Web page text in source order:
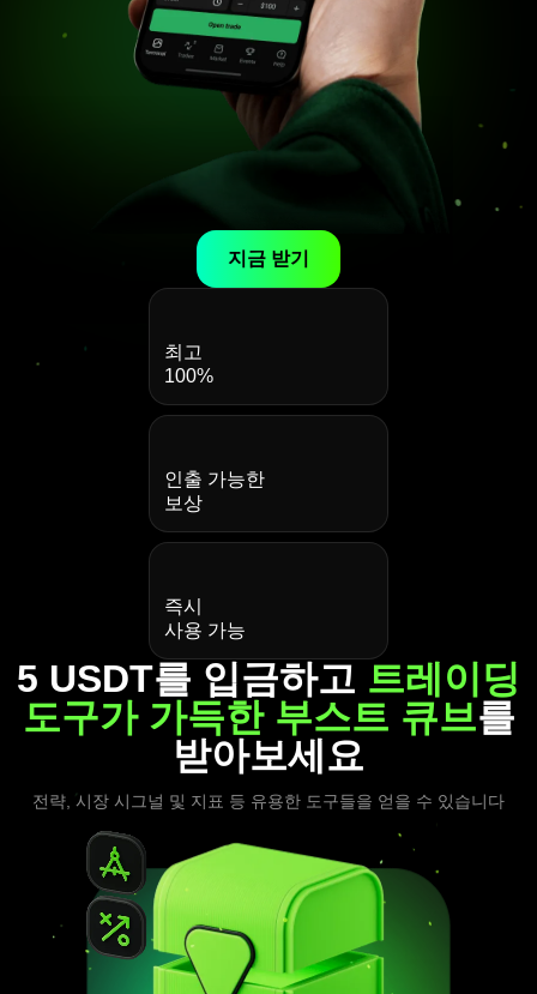
최고
100%
인출 가능한
보상
즉시
사용 가능
지금 받기
5 USDT를 입금하고 트레이딩
도구가 가득한 부스트 큐브를
받아보세요
전략, 시장 시그널 및 지표 등 유용한 도구들을 얻을 수 있습니다